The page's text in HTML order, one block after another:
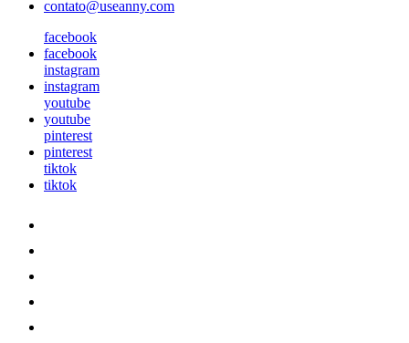
contato@useanny.com
facebook
facebook
instagram
instagram
youtube
youtube
pinterest
pinterest
tiktok
tiktok